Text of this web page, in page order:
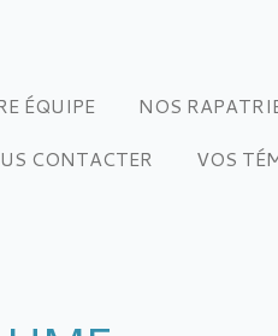
ÉQUIPE NOS
CONTACTER VOS